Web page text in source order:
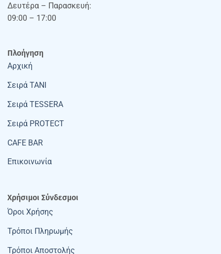
Δευτέρα – Παρασκευή:
09:00 – 17:00
Πλοήγηση
Αρχική
Σειρά TANI
Σειρά TESSERA
Σειρά PROTECT
CAFE BAR
Επικοινωνία
Χρήσιμοι Σύνδεσμοι
Όροι Χρήσης
Τρόποι Πληρωμής
Τρόποι Αποστολής